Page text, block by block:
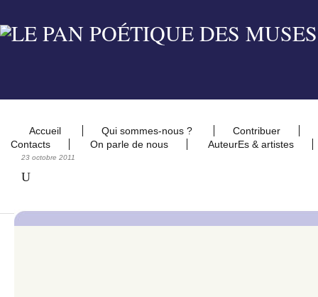
Accueil Qui sommes-nous ?
Contribuer
Contacts
On parle de nous AuteurEs & artistes
23 octobre 2011
U